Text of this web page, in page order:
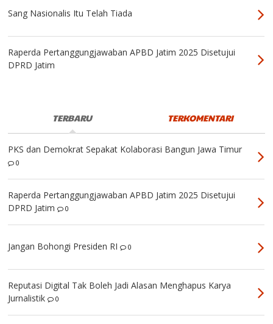
Sang Nasionalis Itu Telah Tiada
Raperda Pertanggungjawaban APBD Jatim 2025 Disetujui
DPRD Jatim
TERBARU TERKOMENTARI
PKS dan Demokrat Sepakat Kolaborasi Bangun Jawa Timur
0
Raperda Pertanggungjawaban APBD Jatim 2025 Disetujui
DPRD Jatim
0
Jangan Bohongi Presiden RI 0
Reputasi Digital Tak Boleh Jadi Alasan Menghapus Karya
Jurnalistik
0